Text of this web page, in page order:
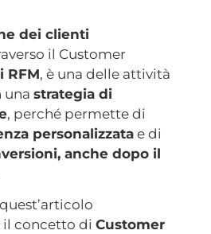
dei clienti
il Customer
RFM, è una delle attività
una strategia di
, perché permette di
personalizzatae di
anche dopo il
concetto di Customer